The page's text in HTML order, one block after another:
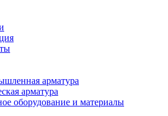
арматура
арматура
оборудование и материалы